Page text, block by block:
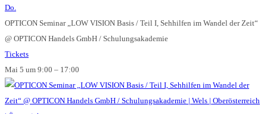
Do.
OPTICON Seminar „LOW VISION Basis / Teil I, Sehhilfen im Wandel der Zeit“
@ OPTICON Handels GmbH / Schulungsakademie
Tickets
Mai 5 um 9:00 – 17:00